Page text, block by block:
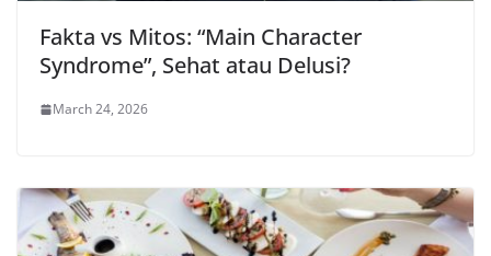
Fakta vs Mitos: “Main Character
Syndrome”, Sehat atau Delusi?
March 24, 2026